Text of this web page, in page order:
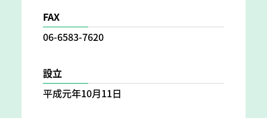
FAX
06-6583-7620
設立
平成元年10月11日